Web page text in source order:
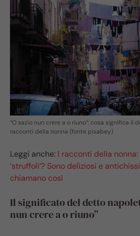
“O sazio nun crere a o riuno”: cosa significa il
racconti della nonna (fonte pixabey)
Leggi anche: I racconti della
‘struffoli’? Sono deliziosi e
chiamano così
Il significato del detto
nun crere a o riuno”